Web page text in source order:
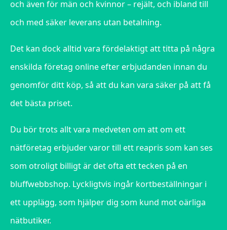
och även för män och kvinnor – rejält, och ibland till
och med säker leverans utan betalning.
Det kan dock alltid vara fördelaktigt att titta på några
enskilda företag online efter erbjudanden innan du
genomför ditt köp, så att du kan vara säker på att få
det bästa priset.
Du bör trots allt vara medveten om att om ett
nätföretag erbjuder varor till ett reapris som kan ses
som otroligt billigt är det ofta ett tecken på en
bluffwebbshop. Lyckligtvis ingår kortbeställningar i
ett upplägg, som hjälper dig som kund mot oärliga
nätbutiker.